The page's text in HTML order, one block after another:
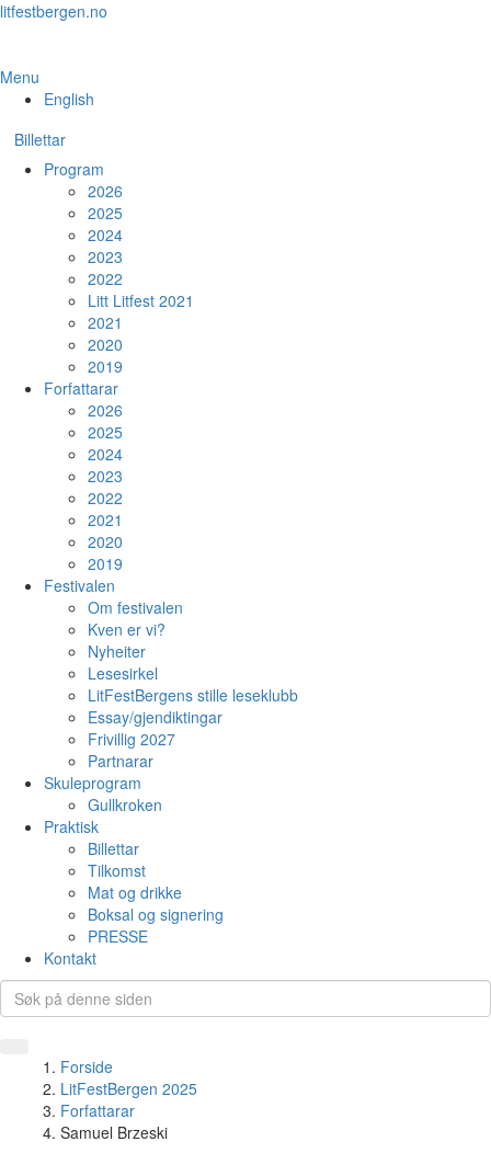
Skip
content
litfestbergen.no
Menu
English
Billettar
Program
2026
2025
2024
2023
2022
Litt Litfest 2021
2021
2020
2019
Forfattarar
2026
2025
2024
2023
2022
2021
2020
2019
Festivalen
Om festivalen
Kven er vi?
Nyheiter
Lesesirkel
LitFestBergens stille leseklubb
Essay/gjendiktingar
Frivillig 2027
Partnarar
Skuleprogram
Gullkroken
Praktisk
Billettar
Tilkomst
Mat og drikke
Boksal og signering
PRESSE
Kontakt
Forside
LitFestBergen 2025
Forfattarar
Samuel Brzeski